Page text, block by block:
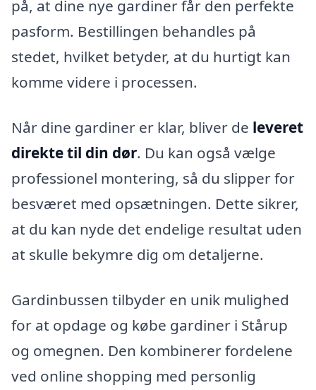
på, at dine nye gardiner får den perfekte
pasform. Bestillingen behandles på
stedet, hvilket betyder, at du hurtigt kan
komme videre i processen.
Når dine gardiner er klar, bliver de leveret
direkte til din dør. Du kan også vælge
professionel montering, så du slipper for
besværet med opsætningen. Dette sikrer,
at du kan nyde det endelige resultat uden
at skulle bekymre dig om detaljerne.
Gardinbussen tilbyder en unik mulighed
for at opdage og købe gardiner i Stårup
og omegnen. Den kombinerer fordelene
ved online shopping med personlig